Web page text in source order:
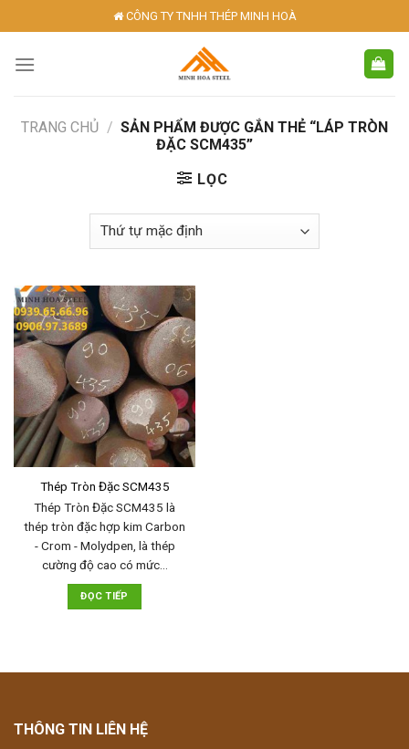
to
content
CÔNG TY TNHH THÉP MINH HOÀ
TRANG CHỦ / SẢN PHẨM ĐƯỢC GẮN THẺ “LÁP TRÒN
ĐẶC SCM435”
LỌC
Thép Tròn Đặc SCM435
Thép Tròn Đặc SCM435 là
thép tròn đặc hợp kim Carbon
- Crom - Molydpen, là thép
cường độ cao có mức…
ĐỌC TIẾP
THÔNG TIN LIÊN HỆ